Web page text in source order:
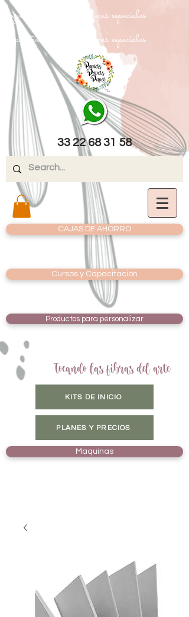
papel texturizado cartulinas especiales
papel texturizado cartulinas especiales
33 22 68 31 58
CAJAS DE AHORRO
Cursos y Capacitación
Productos para personalizar
Tocando las fibras del arte
KITS DE INICIO
PLANES Y PRECIOS
Maquinas